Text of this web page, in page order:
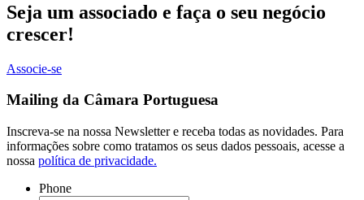
Seja um associado e faça o seu negócio
crescer!
Associe-se
Mailing da Câmara Portuguesa
Inscreva-se na nossa Newsletter e receba todas as novidades. Para
informações sobre como tratamos os seus dados pessoais, acesse a
nossa política de privacidade.
Phone